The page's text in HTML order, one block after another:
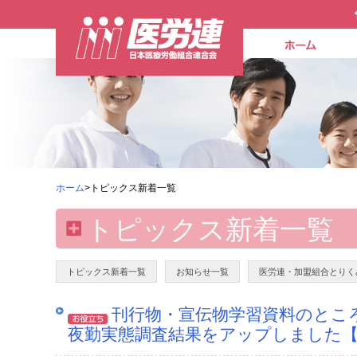
ホーム>トピックス新着一覧
トピックス新着一覧
トピックス新着一覧 お知らせ一覧 医労連・加盟組合とり
刊行物・宣伝物学習資料のと
夜勤実態調査結果をアップしました